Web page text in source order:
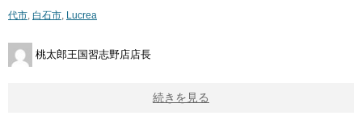
代市 白石市 Lucrea
桃太郎王国習志野店店長
続きを見る